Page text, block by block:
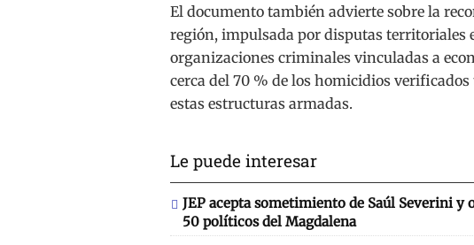
El documento también advierte sobre la
región, impulsada por disputas territoriales
organizaciones criminales vinculadas a
cerca del 70 % de los homicidios
estas estructuras armadas.
Le puede interesar
JEP acepta sometimiento de Saúl Severini
50 políticos del Magdalena